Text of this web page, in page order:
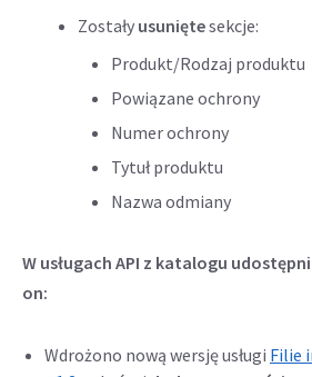
Zostały usuniętesekcje:
Produkt/Rodzaj produktu
Powiązane ochrony
Numer ochrony
Tytuł produktu
Nazwa odmiany
W usługach API z katalogu
on:
Wdrożono nową wersję usługi Filie